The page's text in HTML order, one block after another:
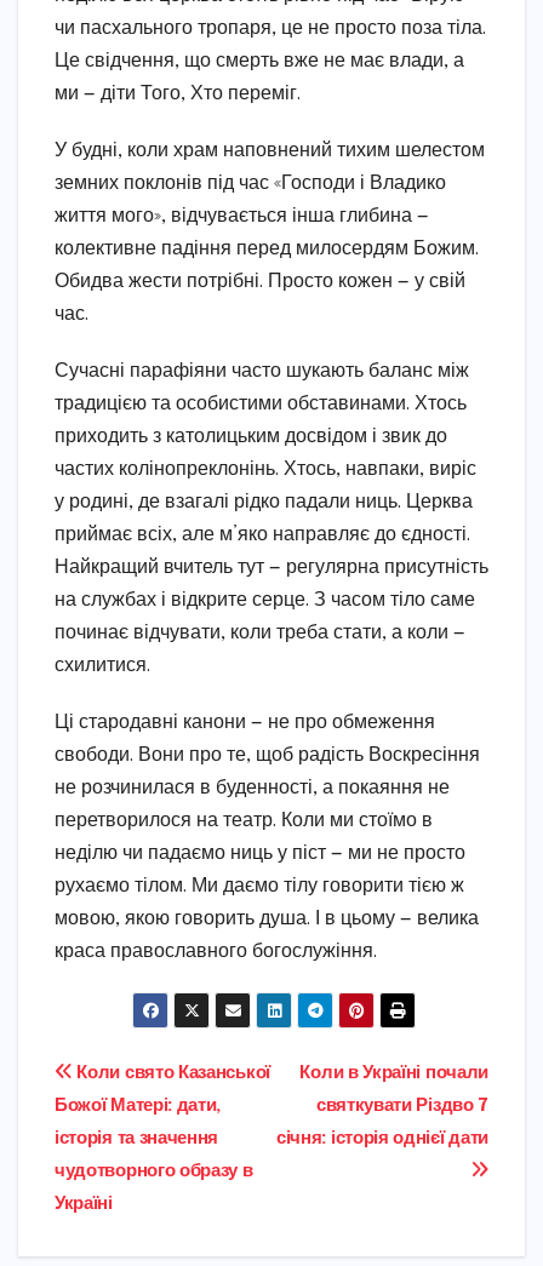
чи пасхального тропаря, це не просто поза тіла.
Це свідчення, що смерть вже не має влади, а
ми — діти Того, Хто переміг.
У будні, коли храм наповнений тихим шелестом
земних поклонів під час «Господи і Владико
життя мого», відчувається інша глибина —
колективне падіння перед милосердям Божим.
Обидва жести потрібні. Просто кожен — у свій
час.
Сучасні парафіяни часто шукають баланс між
традицією та особистими обставинами. Хтось
приходить з католицьким досвідом і звик до
частих колінопреклонінь. Хтось, навпаки, виріс
у родині, де взагалі рідко падали ниць. Церква
приймає всіх, але м’яко направляє до єдності.
Найкращий вчитель тут — регулярна присутність
на службах і відкрите серце. З часом тіло саме
починає відчувати, коли треба стати, а коли —
схилитися.
Ці стародавні канони — не про обмеження
свободи. Вони про те, щоб радість Воскресіння
не розчинилася в буденності, а покаяння не
перетворилося на театр. Коли ми стоїмо в
неділю чи падаємо ниць у піст — ми не просто
рухаємо тілом. Ми даємо тілу говорити тією ж
мовою, якою говорить душа. І в цьому — велика
краса православного богослужіння.
Навігація
записів
Коли в Україні почали
святкувати Різдво 7
січня: історія однієї дати
Коли свято Казанської
Божої Матері: дати,
історія та значення
чудотворного образу в
Україні